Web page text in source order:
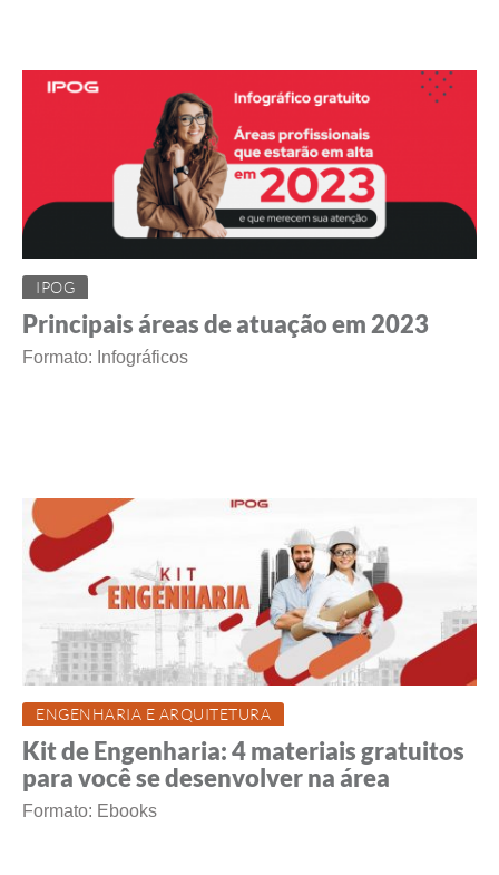
IPOG
Principais áreas de atuação em 2023
Formato: Infográficos
ENGENHARIA E ARQUITETURA
Kit de Engenharia: 4 materiais gratuitos
para você se desenvolver na área
Formato: Ebooks